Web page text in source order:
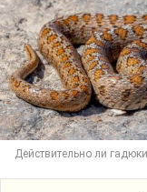
Действительно ли